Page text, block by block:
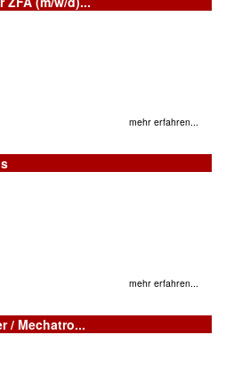
mehr erfahren...
mehr erfahren...
/ Mechatro...